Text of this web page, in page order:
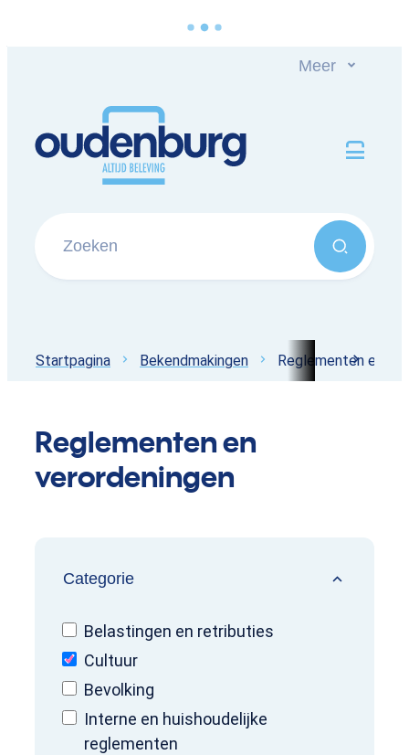
Meer
Oudenburg
Zoeken
scroll
Startpagina Bekendmakingen Reglementen en
Reglementen en
verordeningen
Categorie
Belastingen en retributies
Cultuur
Bevolking
Interne en huishoudelijke
reglementen